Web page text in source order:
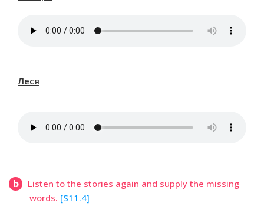
Леся
b
Listen to the stories again and supply the missing
words. [S11.4]